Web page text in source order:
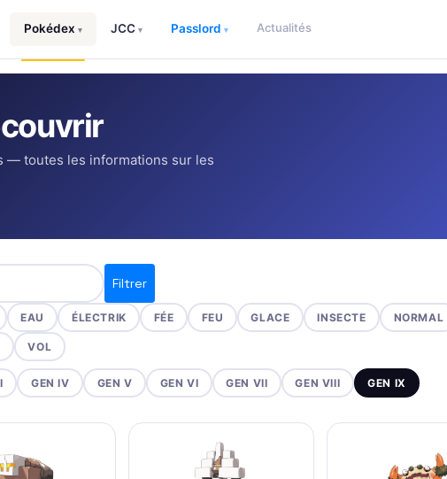
Pokédex ▾ JCC ▾ Passlord ▾ Actualités
— toutes les informations sur les
Filtrer
EAU ÉLECTRIK FÉE FEU GLACE INSECTE NORMAL
VOL
GEN IV GEN V GEN VI GEN VII GEN VIII GEN IX